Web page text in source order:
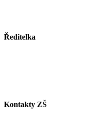
Ředitelka
Kontakty ZŠ